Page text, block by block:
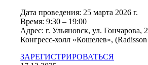
Дата проведения: 25 марта 2026 г.
Время: 9:30 – 19:00
Адрес: г. Ульяновск, ул. Гончарова,
Конгресс-холл «Кошелев»,
ЗАРЕГИСТРИРОВАТЬСЯ